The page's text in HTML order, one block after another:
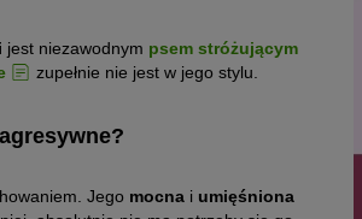
jest niezawodnym psem stróżującym
zupełnie nie jest w jego stylu.
Jego mocna i umięśniona